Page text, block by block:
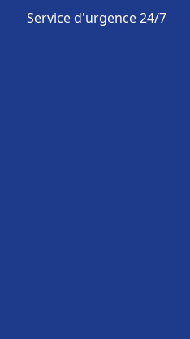
Service d'urgence 24/7